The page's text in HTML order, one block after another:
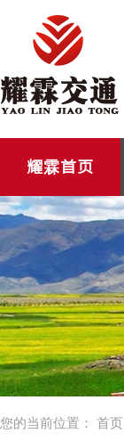
耀霖首页
您的当前位置： 首页